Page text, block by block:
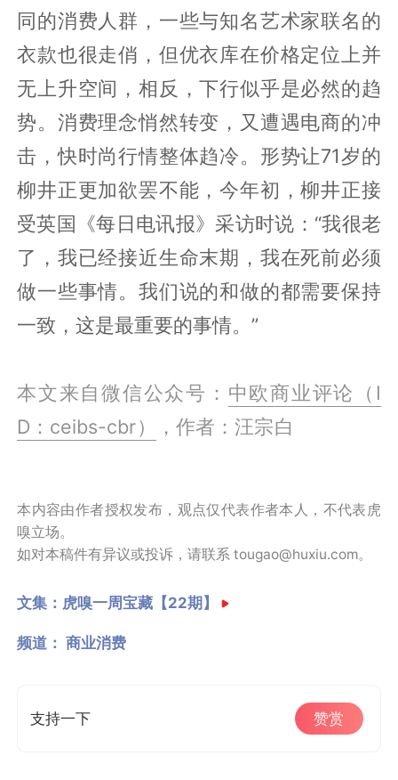
同的消费人群，一些与知名艺术家联名的
衣款也很走俏，但优衣库在价格定位上并
无上升空间，相反，下行似乎是必然的趋
势。消费理念悄然转变，又遭遇电商的冲
击，快时尚行情整体趋冷。形势让71岁的
柳井正更加欲罢不能，今年初，柳井正接
受英国《每日电讯报》采访时说：“我很老
了，我已经接近生命末期，我在死前必须
做一些事情。我们说的和做的都需要保持
一致，这是最重要的事情。”
本文来自微信公众号： 中欧商业评论（I
D：ceibs-cbr）
，作者：汪宗白
本内容由作者授权发布，观点仅代表作者本人，不代表虎
嗅立场。
如对本稿件有异议或投诉，请联系 tougao@huxiu.com。
文集： 虎嗅一周宝藏【22期】
频道： 商业消费
支持一下 赞赏